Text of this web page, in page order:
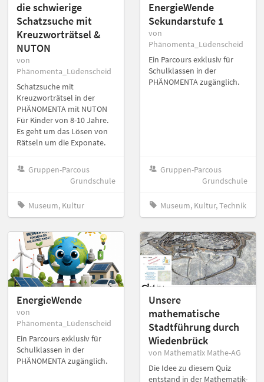
die schwierige
Schatzsuche mit
Kreuzworträtsel &
NUTON
von
Phänomenta_Lüdenscheid
Schatzsuche mit
Kreuzworträtsel in der
PHÄNOMENTA mit NUTON
Für Kinder von 8-10 Jahre.
Es geht um das Lösen von
Rätseln um die Exponate.
Gruppen-Parcous
Grundschule
Museum, Kultur
EnergieWende
Sekundarstufe 1
von
Phänomenta_Lüdenscheid
Ein Parcours exklusiv für
Schulklassen in der
PHÄNOMENTA zugänglich.
Gruppen-Parcous
Grundschule
Museum, Kultur, Technik
EnergieWende
von
Phänomenta_Lüdenscheid
Ein Parcours exklusiv für
Schulklassen in der
PHÄNOMENTA zugänglich.
Unsere
mathematische
Stadtführung durch
Wiedenbrück
von Mathematix Mathe-AG
Die Idee zu diesem Quiz
entstand in der Mathematik-